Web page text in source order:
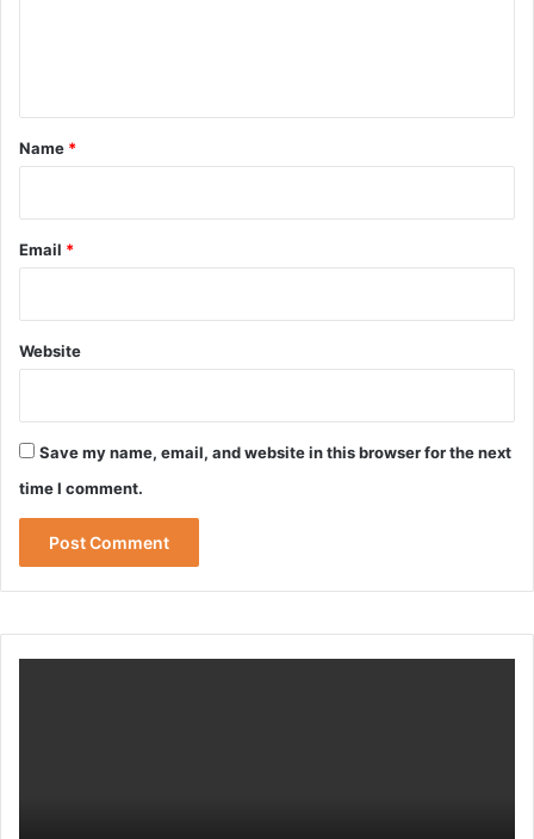
*
Name *
Email *
Website
Save my name, email, and website in this browser for the next
time I comment.